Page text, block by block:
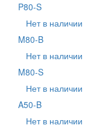
P80-S
Нет в наличии
M80-B
Нет в наличии
M80-S
Нет в наличии
A50-B
Нет в наличии